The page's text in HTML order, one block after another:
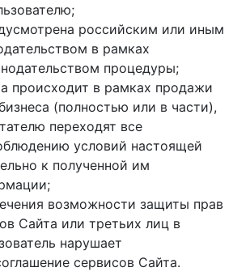
российским или иным
в рамках
процедуры;
происходит в рамках продажи
(полностью или в части),
переходят все
условий настоящей
к полученной им
возможности защиты прав
Сайта или третьих лиц в
нарушает
сервисов Сайта.